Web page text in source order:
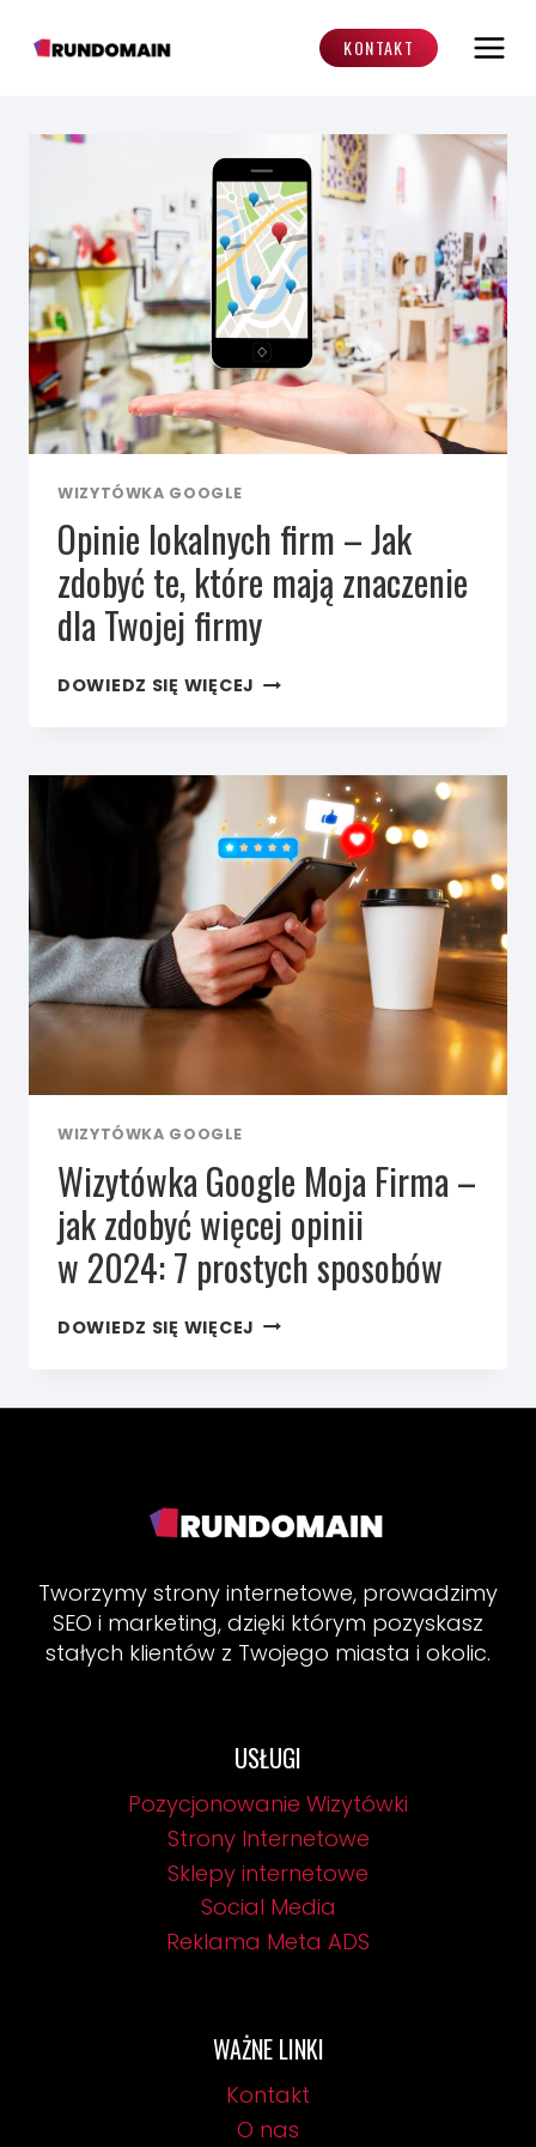
KONTAKT
WIZYTÓWKA GOOGLE
Opinie lokalnych firm – Jak
zdobyć te, które mają znaczenie
dla Twojej firmy
DOWIEDZ SIĘ WIĘCEJ OPINIE
JAK
ZDOBYĆ
TE,
KTÓRE
MAJĄ
ZNACZENIE
DLA
TWOJEJ FIRMY
WIZYTÓWKA GOOGLE
Wizytówka Google Moja Firma –
jak zdobyć więcej opinii
w 2024: 7 prostych sposobów
DOWIEDZ SIĘ WIĘCEJ WIZYTÓWKA
–
OPINII
W 2024:
PROSTYCH
SPOSOBÓW
Tworzymy strony internetowe, prowadzimy
SEO i marketing, dzięki którym pozyskasz
stałych klientów z Twojego miasta i okolic.
USŁUGI
Pozycjonowanie Wizytówki
Strony Internetowe
Sklepy internetowe
Social Media
Reklama Meta ADS
WAŻNE LINKI
Kontakt
O nas